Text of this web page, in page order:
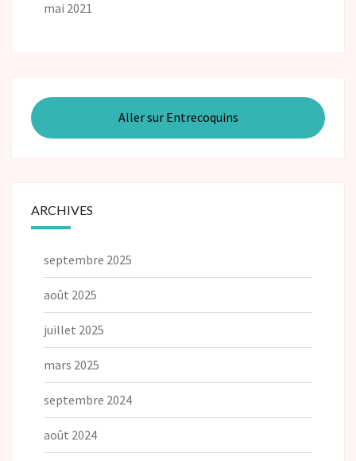
mai 2021
Aller sur Entrecoquins
ARCHIVES
septembre 2025
août 2025
juillet 2025
mars 2025
septembre 2024
août 2024